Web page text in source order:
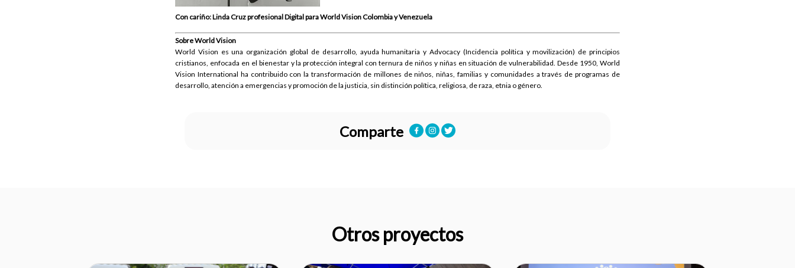
Con cariño: Linda Cruz profesional Digital para World Vision Colombia y Venezuela
Sobre World Vision
World Vision es una organización global de desarrollo, ayuda humanitaria y Advocacy (Incidencia política y movilización) de principios
cristianos, enfocada en el bienestar y la protección integral con ternura de niños y niñas en situación de vulnerabilidad. Desde 1950, World
Vision International ha contribuido con la transformación de millones de niños, niñas, familias y comunidades a través de programas de
desarrollo, atención a emergencias y promoción de la justicia, sin distinción política, religiosa, de raza, etnia o género.
Comparte
Otros proyectos